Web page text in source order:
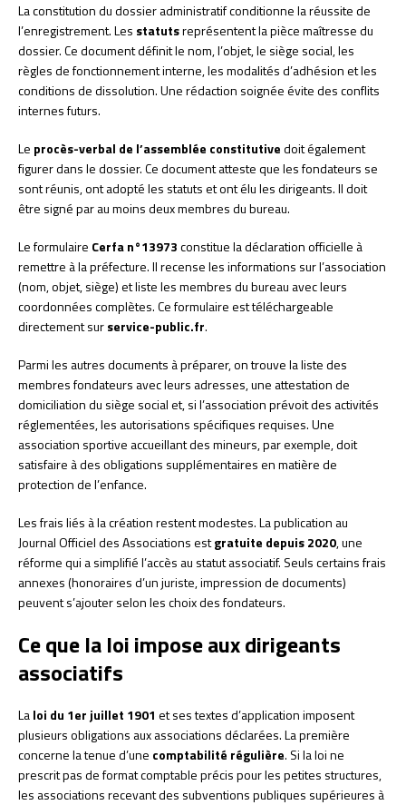
La constitution du dossier administratif conditionne la réussite de
l’enregistrement. Les statutsreprésentent la pièce maîtresse du
dossier. Ce document définit le nom, l’objet, le siège social, les
règles de fonctionnement interne, les modalités d’adhésion et les
conditions de dissolution. Une rédaction soignée évite des conflits
internes futurs.
Le procès-verbal de l’assemblée constitutivedoit également
figurer dans le dossier. Ce document atteste que les fondateurs se
sont réunis, ont adopté les statuts et ont élu les dirigeants. Il doit
être signé par au moins deux membres du bureau.
Le formulaire Cerfa n°13973constitue la déclaration officielle à
remettre à la préfecture. Il recense les informations sur l’association
(nom, objet, siège) et liste les membres du bureau avec leurs
coordonnées complètes. Ce formulaire est téléchargeable
directement surservice-public.fr.
Parmi les autres documents à préparer, on trouve la liste des
membres fondateurs avec leurs adresses, une attestation de
domiciliation du siège social et, si l’association prévoit des activités
réglementées, les autorisations spécifiques requises. Une
association sportive accueillant des mineurs, par exemple, doit
satisfaire à des obligations supplémentaires en matière de
protection de l’enfance.
Les frais liés à la création restent modestes. La publication au
Journal Officiel des Associations estgratuite depuis 2020, une
réforme qui a simplifié l’accès au statut associatif. Seuls certains frais
annexes (honoraires d’un juriste, impression de documents)
peuvent s’ajouter selon les choix des fondateurs.
Ce que la loi impose aux dirigeants
associatifs
Laloi du 1er juillet 1901 et ses textes d’application imposent
plusieurs obligations aux associations déclarées. La première
concerne la tenue d’une comptabilité régulière. Si la loi ne
prescrit pas de format comptable précis pour les petites structures,
les associations recevant des subventions publiques supérieures à